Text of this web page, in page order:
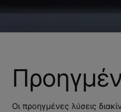
Οι προηγμένες λύσεις